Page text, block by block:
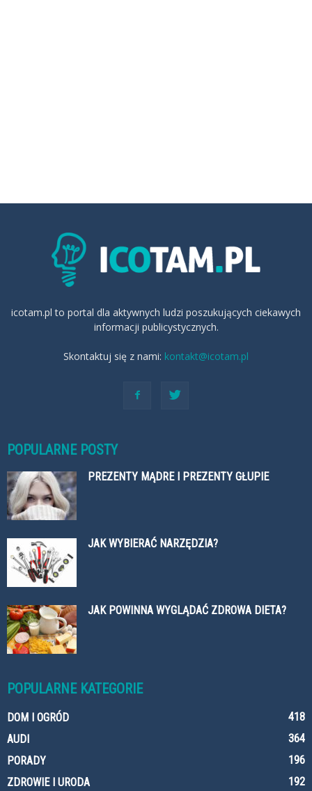
icotam.pl to portal dla aktywnych ludzi poszukujących ciekawych
informacji publicystycznych.
Skontaktuj się z nami: kontakt@icotam.pl
POPULARNE POSTY
PREZENTY MĄDRE I PREZENTY GŁUPIE
JAK WYBIERAĆ NARZĘDZIA?
JAK POWINNA WYGLĄDAĆ ZDROWA DIETA?
POPULARNE KATEGORIE
DOM I OGRÓD
418
AUDI
364
PORADY
196
ZDROWIE I URODA
192